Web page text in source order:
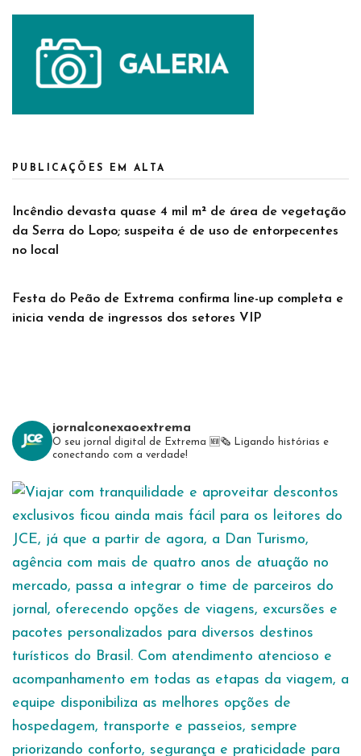
PUBLICAÇÕES EM ALTA
Incêndio devasta quase 4 mil m² de área de vegetação
da Serra do Lopo; suspeita é de uso de entorpecentes
no local
Festa do Peão de Extrema confirma line-up completa e
inicia venda de ingressos dos setores VIP
jornalconexaoextrema
O seu jornal digital de Extrema 🆕️🗞 Ligando histórias e
conectando com a verdade!